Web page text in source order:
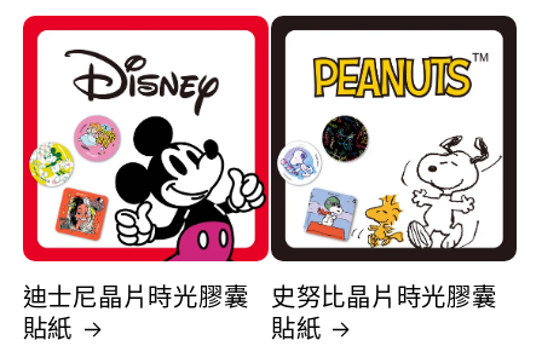
迪士尼晶片時光膠囊
貼紙
史努比晶片時光膠囊
貼紙